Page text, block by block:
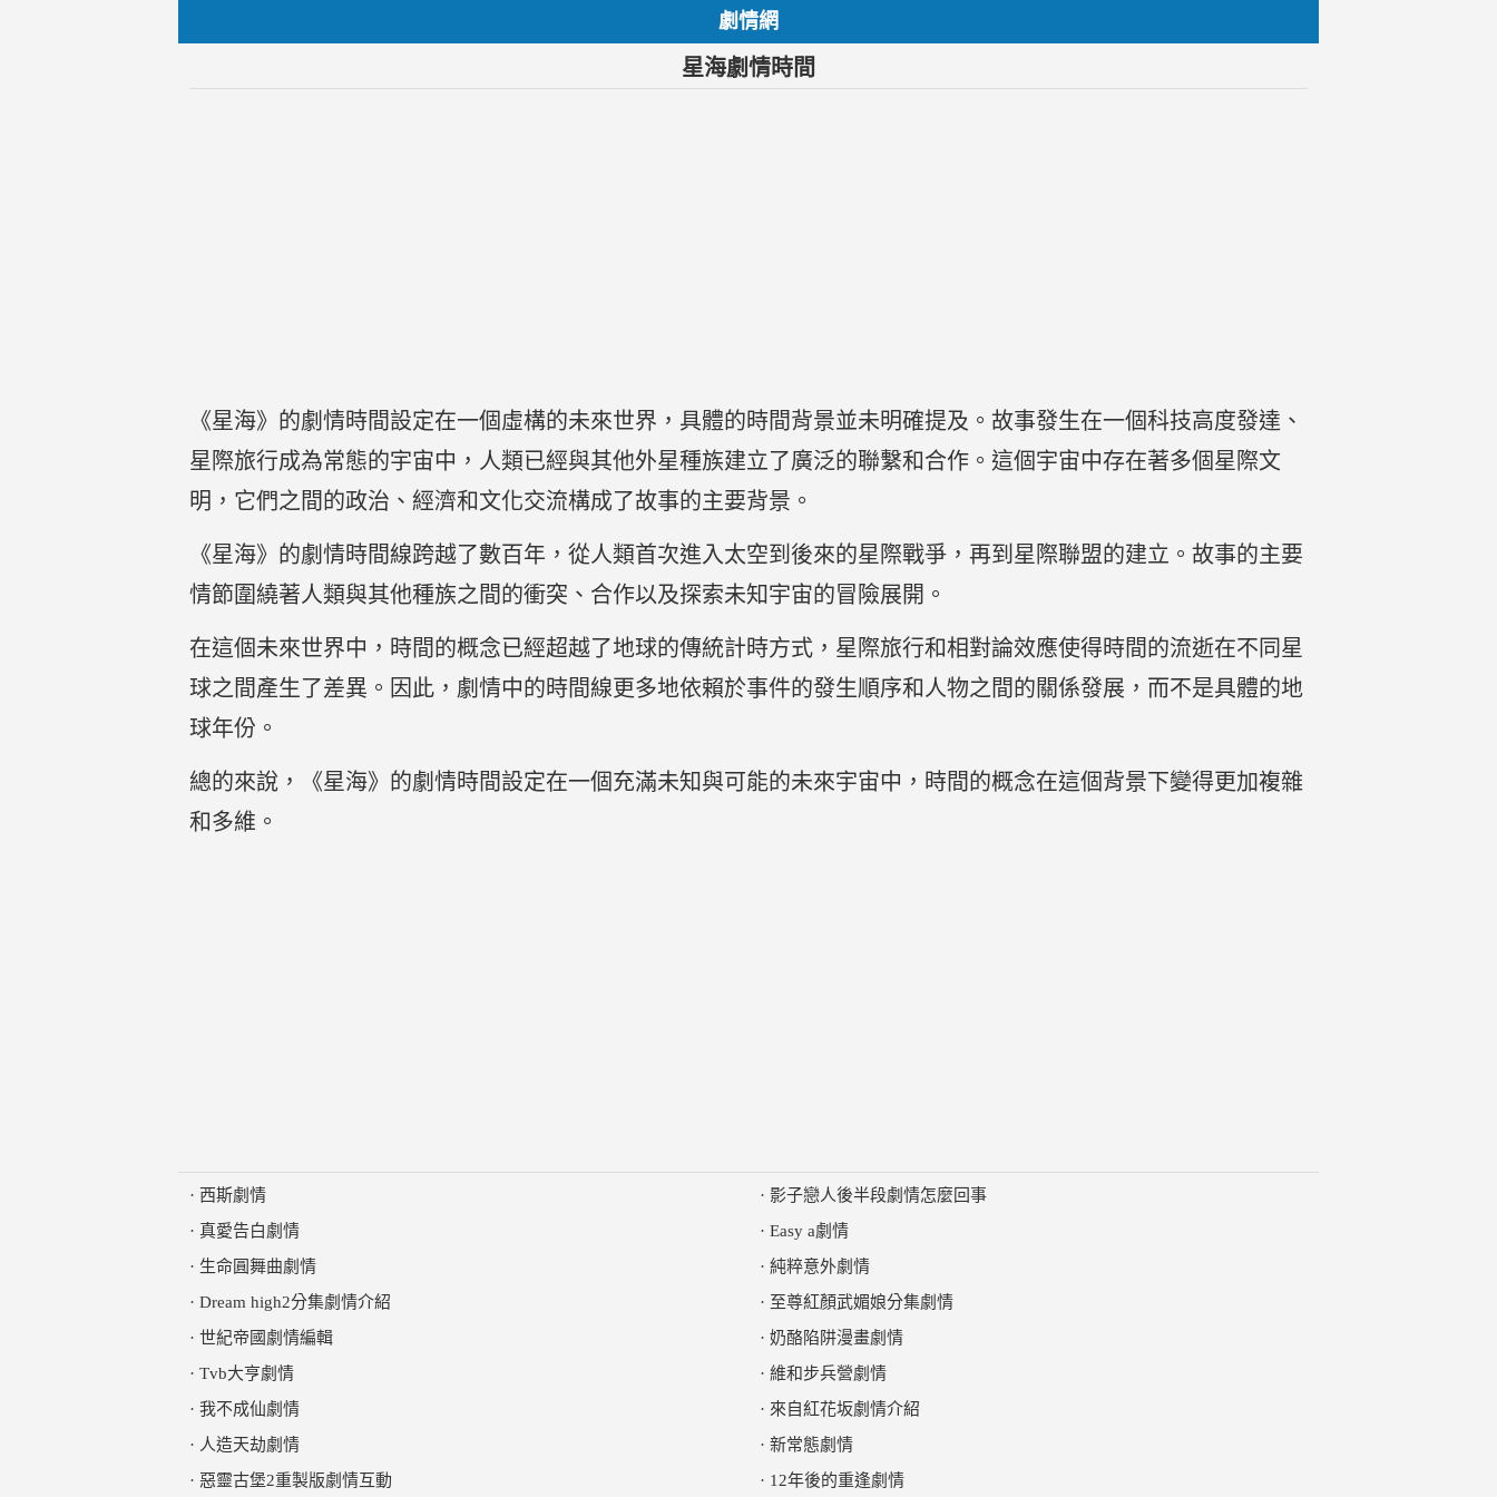
劇情網
星海劇情時間
《星海》的劇情時間設定在一個虛構的未來世界，具體的時間背景並未明確提及。故事發生在一個科技高度發達、
星際旅行成為常態的宇宙中，人類已經與其他外星種族建立了廣泛的聯繫和合作。這個宇宙中存在著多個星際文
明，它們之間的政治、經濟和文化交流構成了故事的主要背景。
《星海》的劇情時間線跨越了數百年，從人類首次進入太空到後來的星際戰爭，再到星際聯盟的建立。故事的主要
情節圍繞著人類與其他種族之間的衝突、合作以及探索未知宇宙的冒險展開。
在這個未來世界中，時間的概念已經超越了地球的傳統計時方式，星際旅行和相對論效應使得時間的流逝在不同星
球之間產生了差異。因此，劇情中的時間線更多地依賴於事件的發生順序和人物之間的關係發展，而不是具體的地
球年份。
總的來說，《星海》的劇情時間設定在一個充滿未知與可能的未來宇宙中，時間的概念在這個背景下變得更加複雜
和多維。
· 西斯劇情
· 真愛告白劇情
· 生命圓舞曲劇情
· Dream high2分集劇情介紹
· 世紀帝國劇情編輯
· Tvb大亨劇情
· 我不成仙劇情
· 人造天劫劇情
· 惡靈古堡2重製版劇情互動
· 影子戀人後半段劇情怎麼回事
· Easy a劇情
· 純粹意外劇情
· 至尊紅顏武媚娘分集劇情
· 奶酪陷阱漫畫劇情
· 維和步兵營劇情
· 來自紅花坂劇情介紹
· 新常態劇情
· 12年後的重逢劇情